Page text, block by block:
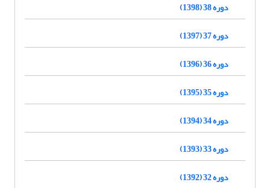
دوره 38 (1398)
دوره 37 (1397)
دوره 36 (1396)
دوره 35 (1395)
دوره 34 (1394)
دوره 33 (1393)
دوره 32 (1392)